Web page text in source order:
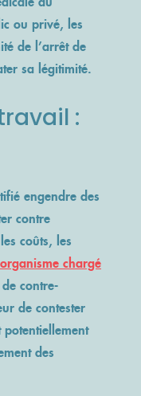
ou privé, les
de l’arrêt de
sa légitimité.
:
engendre des
contre
coûts, les
chargé
contre-
de contester
des